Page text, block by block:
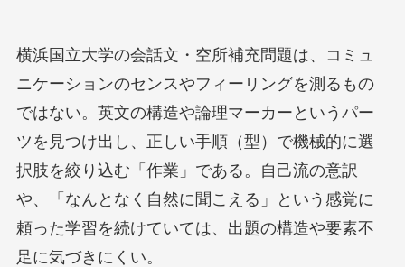
横浜国立大学の会話文・空所補充問題は、コミュ
ニケーションのセンスやフィーリングを測るもの
ではない。英文の構造や論理マーカーというパー
ツを見つけ出し、正しい手順（型）で機械的に選
択肢を絞り込む「作業」である。自己流の意訳
や、「なんとなく自然に聞こえる」という感覚に
頼った学習を続けていては、出題の構造や要素不
足に気づきにくい。